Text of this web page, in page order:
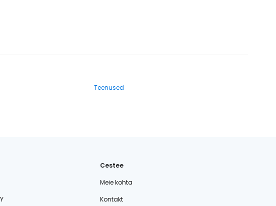
Teenused
Cestee
Meie kohta
Kontakt